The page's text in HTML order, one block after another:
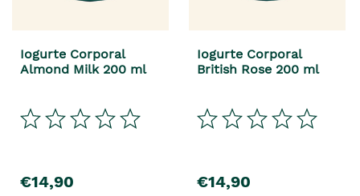
Iogurte Corporal
Almond Milk 200 ml
€14,90
Iogurte Corporal
British Rose 200 ml
€14,90